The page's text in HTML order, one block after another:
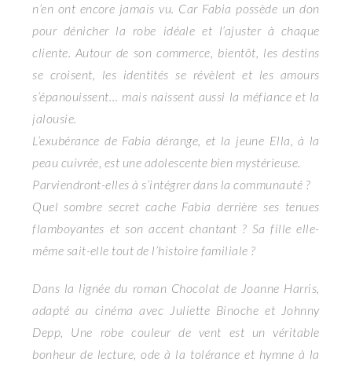
n’en ont encore jamais vu. Car Fabia possède un don
pour dénicher la robe idéale et l’ajuster à chaque
cliente. Autour de son commerce, bientôt, les destins
se croisent, les identités se révèlent et les amours
s’épanouissent… mais naissent aussi la méfiance et la
jalousie.
L’exubérance de Fabia dérange, et la jeune Ella, à la
peau cuivrée, est une adolescente bien mystérieuse.
Parviendront-elles à s’intégrer dans la communauté ?
Quel sombre secret cache Fabia derrière ses tenues
flamboyantes et son accent chantant ? Sa fille elle-
même sait-elle tout de l’histoire familiale ?
Dans la lignée du roman Chocolat de Joanne Harris,
adapté au cinéma avec Juliette Binoche et Johnny
Depp, Une robe couleur de vent est un véritable
bonheur de lecture, ode à la tolérance et hymne à la